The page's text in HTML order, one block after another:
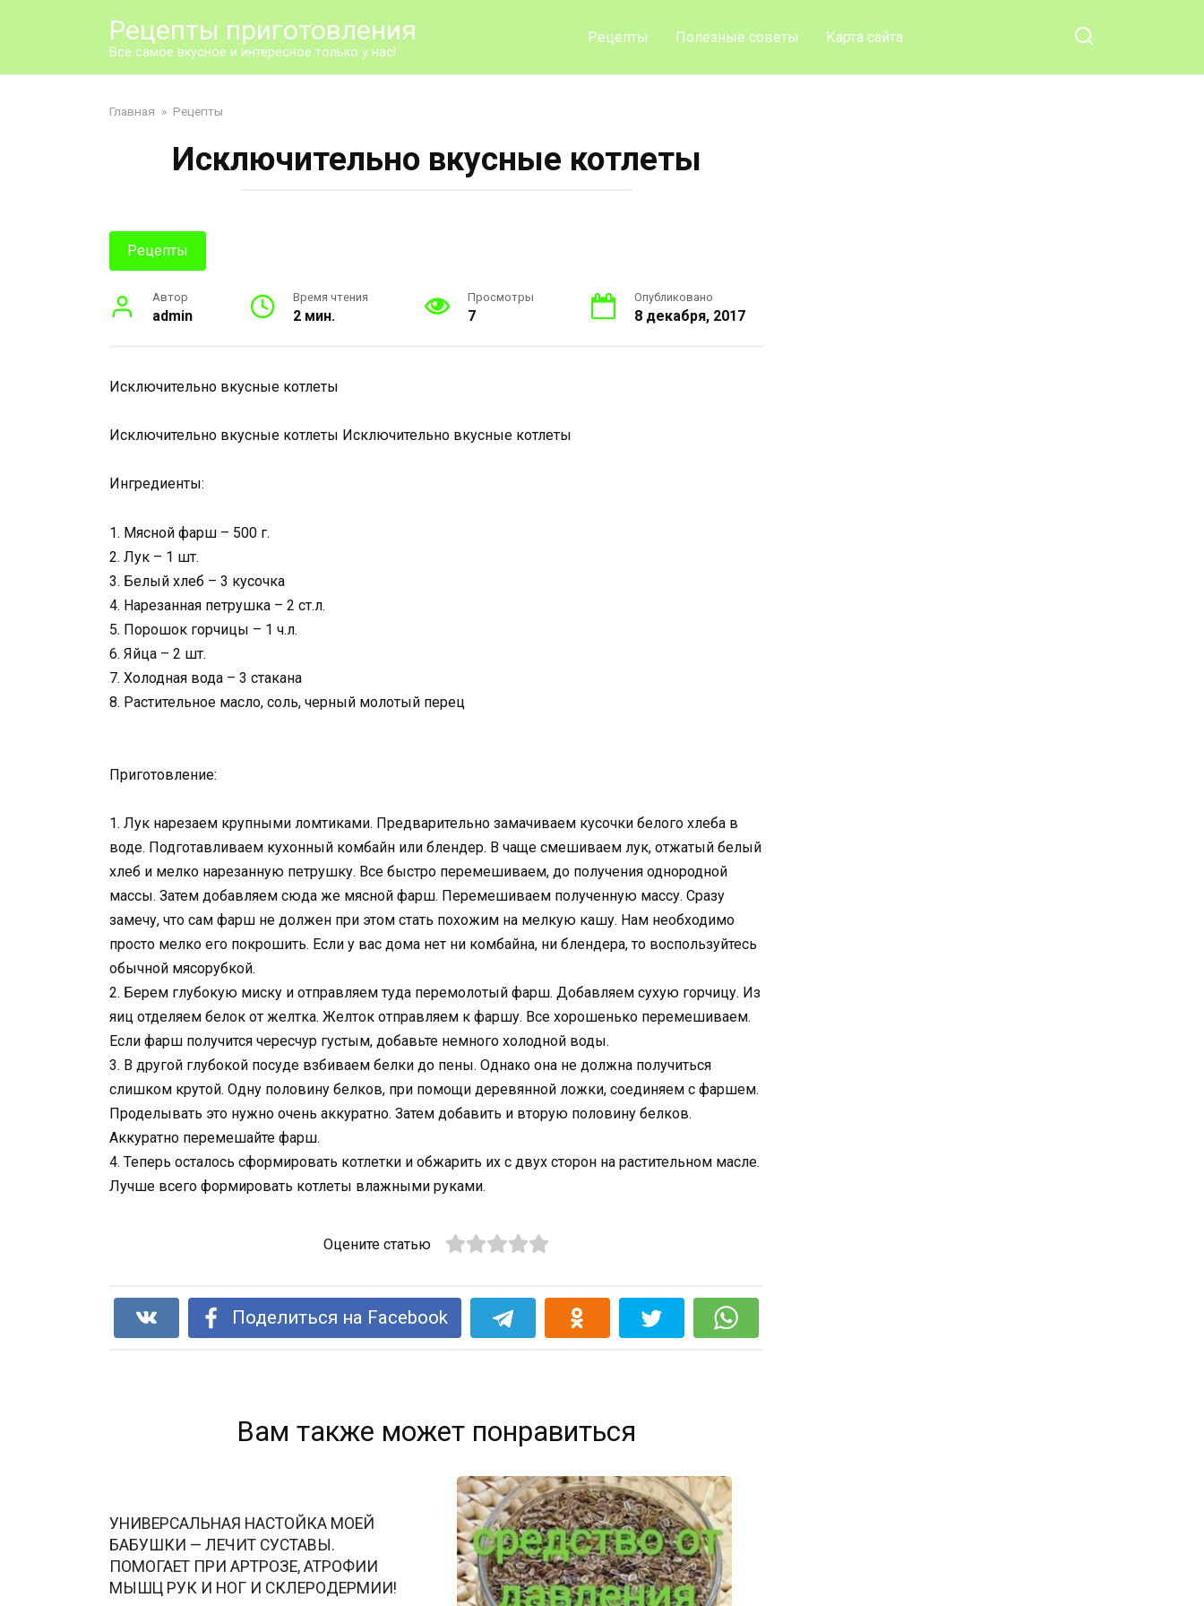
Рецепты приготовления
Все самое вкусное и интересное только у нас!
Рецепты Полезные советы Карта сайта
Главная » Рецепты
Исключительно вкусные котлеты
Рецепты
Автор
admin
Время чтения
2 мин.
Просмотры
7
Опубликовано
8 декабря, 2017
Исключительно вкусные котлеты
Исключительно вкусные котлеты Исключительно вкусные котлеты
Ингредиенты:
1. Мясной фарш – 500 г.
2. Лук – 1 шт.
3. Белый хлеб – 3 кусочка
4. Нарезанная петрушка – 2 ст.л.
5. Порошок горчицы – 1 ч.л.
6. Яйца – 2 шт.
7. Холодная вода – 3 стакана
8. Растительное масло, соль, черный молотый перец
Приготовление:
1. Лук нарезаем крупными ломтиками. Предварительно замачиваем кусочки белого хлеба в
воде. Подготавливаем кухонный комбайн или блендер. В чаще смешиваем лук, отжатый белый
хлеб и мелко нарезанную петрушку. Все быстро перемешиваем, до получения однородной
массы. Затем добавляем сюда же мясной фарш. Перемешиваем полученную массу. Сразу
замечу, что сам фарш не должен при этом стать похожим на мелкую кашу. Нам необходимо
просто мелко его покрошить. Если у вас дома нет ни комбайна, ни блендера, то воспользуйтесь
обычной мясорубкой.
2. Берем глубокую миску и отправляем туда перемолотый фарш. Добавляем сухую горчицу. Из
яиц отделяем белок от желтка. Желток отправляем к фаршу. Все хорошенько перемешиваем.
Если фарш получится чересчур густым, добавьте немного холодной воды.
3. В другой глубокой посуде взбиваем белки до пены. Однако она не должна получиться
слишком крутой. Одну половину белков, при помощи деревянной ложки, соединяем с фаршем.
Проделывать это нужно очень аккуратно. Затем добавить и вторую половину белков.
Аккуратно перемешайте фарш.
4. Теперь осталось сформировать котлетки и обжарить их с двух сторон на растительном масле.
Лучше всего формировать котлеты влажными руками.
Оцените статью
Поделиться на Facebook
Вам также может понравиться
УНИВЕРСАЛЬНАЯ НАСТОЙКА МОЕЙ
БАБУШКИ — ЛЕЧИТ СУСТАВЫ.
ПОМОГАЕТ ПРИ АРТРОЗЕ, АТРОФИИ
МЫШЦ РУК И НОГ И СКЛЕРОДЕРМИИ!